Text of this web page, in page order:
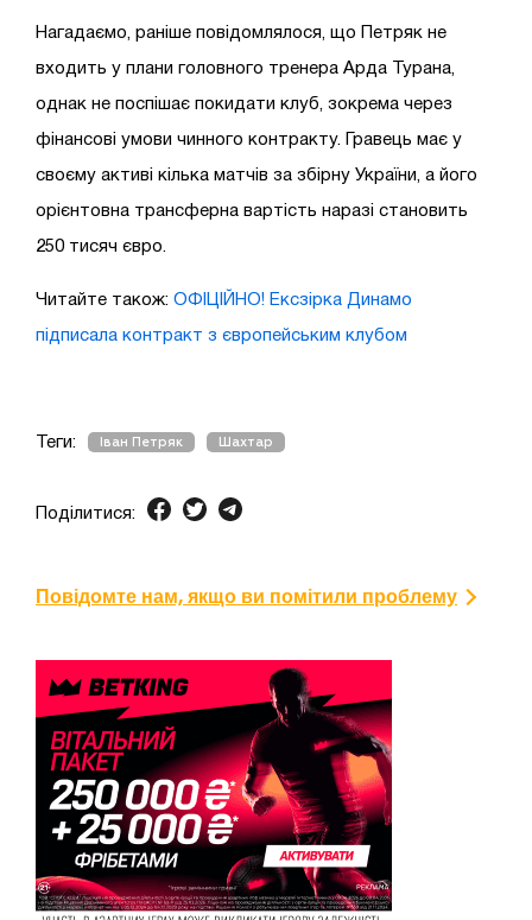
Нагадаємо, раніше повідомлялося, що Петряк не
входить у плани головного тренера Арда Турана,
однак не поспішає покидати клуб, зокрема через
фінансові умови чинного контракту. Гравець має у
своєму активі кілька матчів за збірну України, а його
орієнтовна трансферна вартість наразі становить
250 тисяч євро.
Читайте також: ОФІЦІЙНО! Ексзірка Динамо
підписала контракт з європейським клубом
Теги: Іван Петряк Шахтар
Поділитися:
Повідомте нам, якщо ви помітили проблему